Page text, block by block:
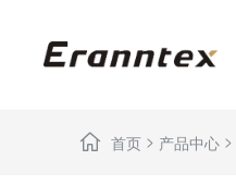
首页 > 产品中心 >